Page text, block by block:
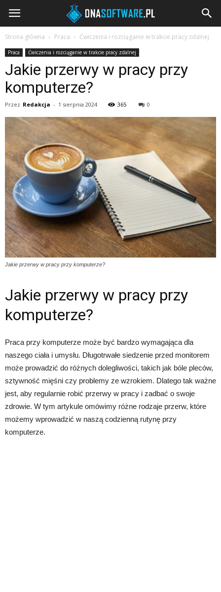
DNAsoftware.pl
Strona główna Praca Ćwiczenia i rozciąganie w trakcie pracy zdalnej
Praca Ćwiczenia i rozciąganie w trakcie pracy zdalnej
Jakie przerwy w pracy przy
komputerze?
Przez Redakcja - 1 sierpnia 2024 365 0
Jakie przerwy w pracy przy komputerze?
Jakie przerwy w pracy przy
komputerze?
Praca przy komputerze może być bardzo wymagająca dla
naszego ciała i umysłu. Długotrwałe siedzenie przed monitorem
może prowadzić do różnych dolegliwości, takich jak bóle pleców,
sztywność mięśni czy problemy ze wzrokiem. Dlatego tak ważne
jest, aby regularnie robić przerwy w pracy i zadbać o swoje
zdrowie. W tym artykule omówimy różne rodzaje przerw, które
możemy wprowadzić w naszą codzienną rutynę przy
komputerze.